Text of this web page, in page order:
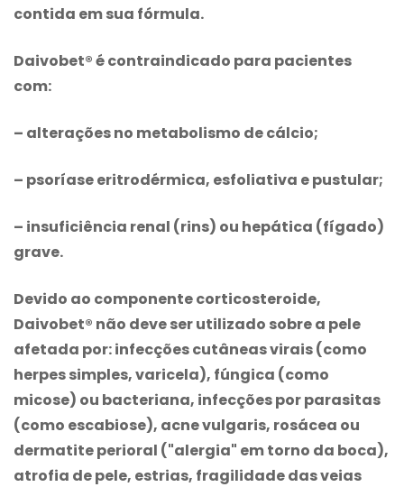
contida em sua fórmula.
Daivobet® é contraindicado para pacientes
com:
– alterações no metabolismo de cálcio;
– psoríase eritrodérmica, esfoliativa e pustular;
– insuficiência renal (rins) ou hepática (fígado)
grave.
Devido ao componente corticosteroide,
Daivobet® não deve ser utilizado sobre a pele
afetada por: infecções cutâneas virais (como
herpes simples, varicela), fúngica (como
micose) ou bacteriana, infecções por parasitas
(como escabiose), acne vulgaris, rosácea ou
dermatite perioral ("alergia" em torno da boca),
atrofia de pele, estrias, fragilidade das veias